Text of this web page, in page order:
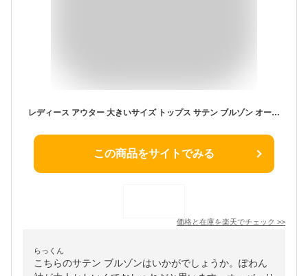
レディース アウター 大きいサイズ トップス サテン ブルゾン オーバーサイズ 長袖 春 春アウター 夏 オーバーサイズ ぽわん袖 ジャケット 体型カバー 40代 50代
この商品をサイトでみる
価格と在庫を楽天でチェック >>
らっくん
こちらのサテン ブルゾンはいかがでしょうか。ぽわん